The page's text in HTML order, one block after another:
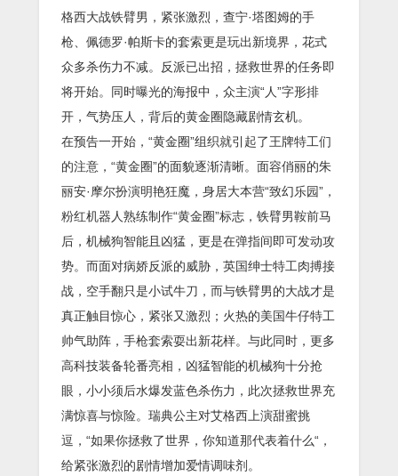
格西大战铁臂男，紧张激烈，查宁·塔图姆的手
枪、佩德罗·帕斯卡的套索更是玩出新境界，花式
众多杀伤力不减。反派已出招，拯救世界的任务即
将开始。同时曝光的海报中，众主演“人”字形排
开，气势压人，背后的黄金圈隐藏剧情玄机。
在预告一开始，“黄金圈”组织就引起了王牌特工们
的注意，“黄金圈”的面貌逐渐清晰。面容俏丽的朱
丽安·摩尔扮演明艳狂魔，身居大本营“致幻乐园”，
粉红机器人熟练制作“黄金圈”标志，铁臂男鞍前马
后，机械狗智能且凶猛，更是在弹指间即可发动攻
势。而面对病娇反派的威胁，英国绅士特工肉搏接
战，空手翻只是小试牛刀，而与铁臂男的大战才是
真正触目惊心，紧张又激烈；火热的美国牛仔特工
帅气助阵，手枪套索耍出新花样。与此同时，更多
高科技装备轮番亮相，凶猛智能的机械狗十分抢
眼，小小须后水爆发蓝色杀伤力，此次拯救世界充
满惊喜与惊险。瑞典公主对艾格西上演甜蜜挑
逗，“如果你拯救了世界，你知道那代表着什么“，
给紧张激烈的剧情增加爱情调味剂。